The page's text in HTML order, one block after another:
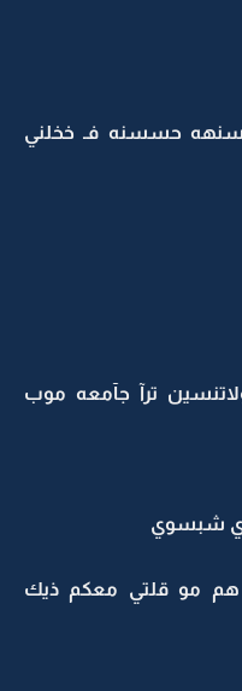
حسسنه فـ خخلني
ترآ جآمعه موب
شبسوي
هم مو قلتي معكم ذيك